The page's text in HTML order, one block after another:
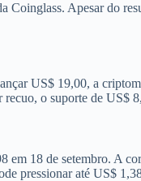
Apesar do
US$ 19,00, a
o suporte de US$
18 de setembro. A
pressionar até US$